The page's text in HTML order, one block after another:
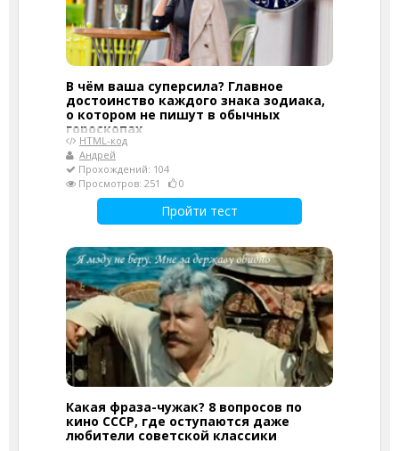
В чём ваша суперсила? Главное
достоинство каждого знака зодиака,
о котором не пишут в обычных
гороскопах
HTML-код
Андрей
Прохождений: 104
Просмотров: 251
0
Пройти тест
Какая фраза-чужак? 8 вопросов по
кино СССР, где оступаются даже
любители советской классики